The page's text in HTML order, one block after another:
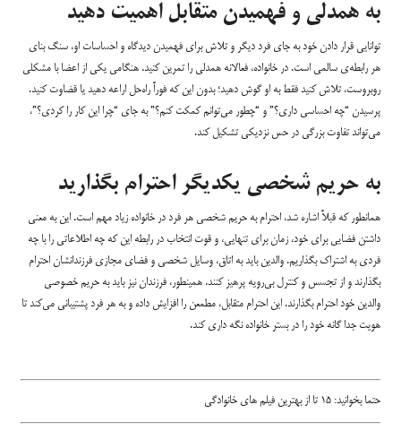
به همدلی و فهمیدن متقابل اهمیت دهید
توانایی قرار دادن خود به جای فرد دیگر و تلاش برای فهمیدن دیدگاه و احساسات او، سنگ بنای
هر رابطه‌ی سالمی است. در خانواده، فعالانه همدلی را تمرین کنید. هنگامی یکی از اعضا با مشکلی
روبروست، تلاش کنید فقط به او گوش دهید؛ بدون این که فوراً راه‌حل اراعه دهید یا قضاوت کنید.
پرسیدن “چه احساسی داری؟” و “چطور می‌توانم کمکت کنم؟” به جای “چرا این کار را کردی؟”،
می‌تواند تفاوت بزرگی در حس نزدیکی تشکیل کند.
به حریم شخصی یکدیگر احترام بگذارید
همانطور که قبلاً اشاره شد، احترام به حریم شخصی هر فرد در خانواده زیاد مهم است. این به معنی
داشتن فضایی برای خود، زمان برای تنهایی، و قوت انتخاب در رابطه این که چه اطلاعاتی را با چه
فردی به اشتراک بگذاریم. والدین باید به اتاق، وسایل شخصی و فضای مجازی فرزندانشان احترام
بگذارند و از تجسس و کنترل بی‌رویه پرهیز کنند. همینطور، فرزندان نیز باید به حریم خصوصی
والدین خود احترام بگذارند. این احترام متقابل، مطمعن را افزایش داده و به هر فرد پشتیبانی می‌کند تا
هویت جدا گانه خود را در بستر خانواده نگه داری کند.
حتما بخوانید: ۱۵ تا از بهترین فیلم های خانوادگی